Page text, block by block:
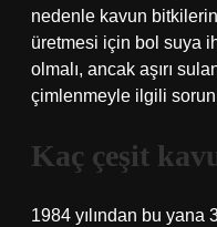
nedenle kavun
üretmesi için bol suya
olmalı, ancak aşırı
çimlenmeyle ilgili
Kaç çeşit
1984 yılından bu yana